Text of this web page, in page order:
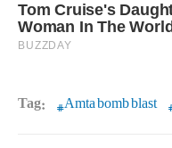
Tag: Amta bomb blast